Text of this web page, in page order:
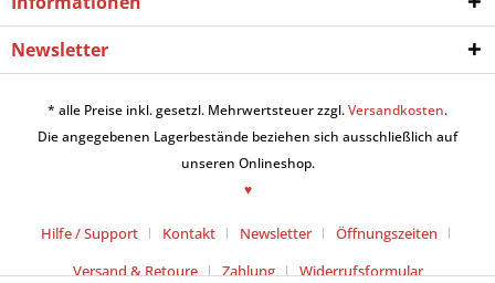
Newsletter
* alle Preise inkl. gesetzl. Mehrwertsteuer zzgl.Versandkosten.
Die angegebenen Lagerbestände beziehen sich ausschließlich auf
unseren Onlineshop.
♥
Hilfe / Support Kontakt Newsletter
Öffnungszeiten
Versand & Retoure
Zahlung Widerrufsformular